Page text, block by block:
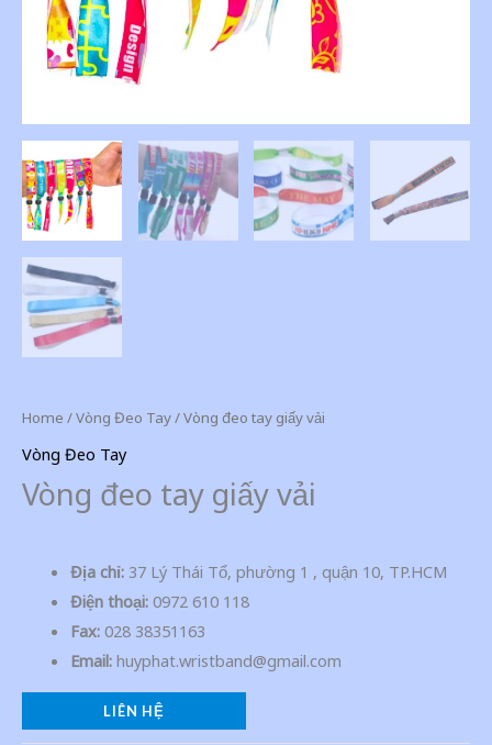
Home /Vòng Đeo Tay/ Vòng đeo tay giấy vải
Vòng Đeo Tay
Vòng đeo tay giấy vải
Địa chỉ:37 Lý Thái Tổ, phường 1 , quận 10, TP.HCM
Điện thoại:0972 610 118
Fax:028 38351163
Email: huyphat.wristband@gmail.com
LIÊN HỆ